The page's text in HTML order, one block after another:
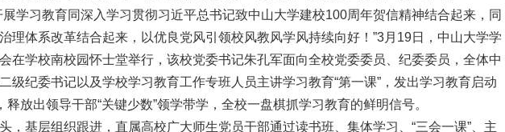
展学习教育同深入学习贯彻习近平总书记致中山大学建校100周年贺信精神结合起来，同
理体系改革结合起来，以优良党风引领校风教风学风持续向好！”3月19日，中山大学学
在学校南校园怀士堂举行，该校党委书记朱孔军面向全校党委委员、纪委委员，全体中
级纪委书记以及学校学习教育工作专班人员主讲学习教育“第一课”，发出学习教育启动
释放出领导干部“关键少数”领学带学，全校一盘棋抓学习教育的鲜明信号。
，基层组织跟进，直属高校广大师生党员干部通过读书班、集体学习、“三会一课”、主